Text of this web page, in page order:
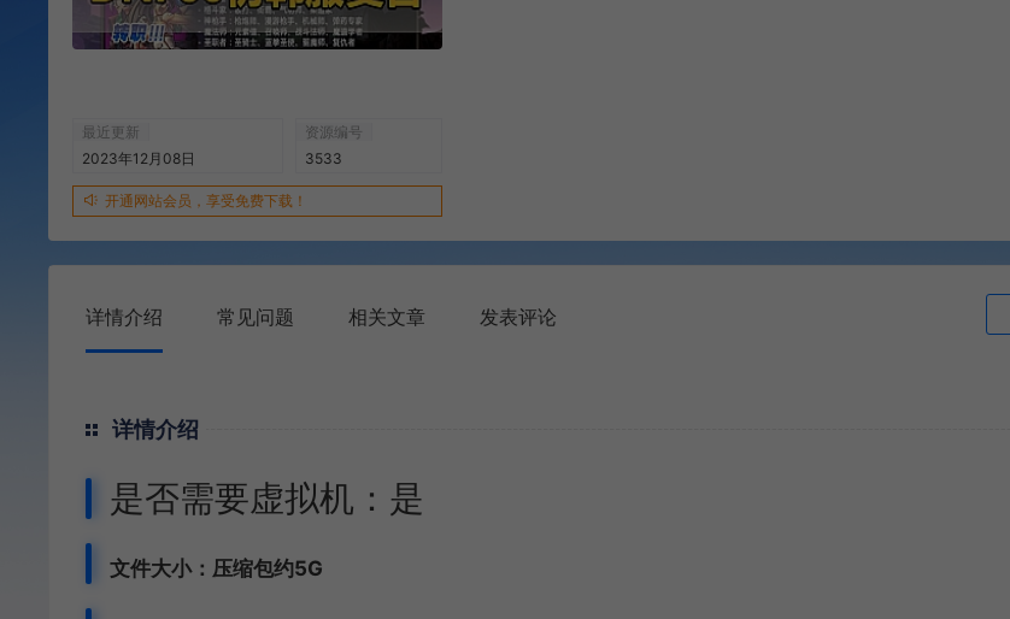
最近更新
2023年12月08日
资源编号
3533
开通网站会员，享受免费下载！
详情介绍 常见问题 相关文章 发表评论
详情介绍
是否需要虚拟机：是
文件大小：压缩包约5G